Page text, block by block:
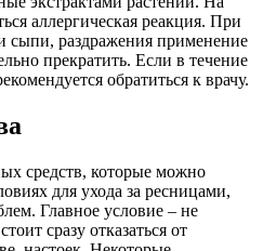
аллергическая реакция. При
сыпи, раздражения применение
прекратить. Если в течение
обратиться к врачу.
средств, которые можно
для ухода за ресницами,
Главное условие – не
сразу отказаться от